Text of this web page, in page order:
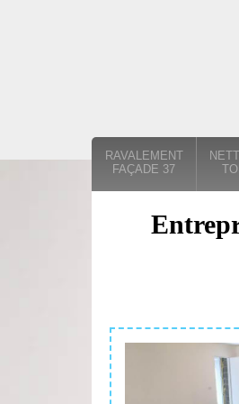
RAVALEMENT
FAÇADE 37